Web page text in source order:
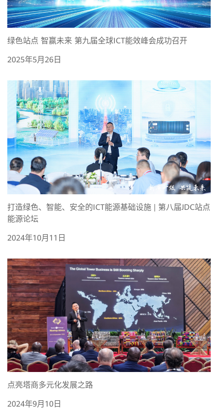
绿色站点 智赢未来 第九届全球ICT能效峰会成功召开
2025年5月26日
打造绿色、智能、安全的ICT能源基础设施 | 第八届JDC站点
能源论坛
2024年10月11日
点亮塔商多元化发展之路
2024年9月10日